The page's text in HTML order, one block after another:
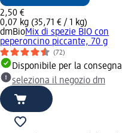
2,50 €
0,07 kg (35,71 € / 1 kg)
dmBioMix di spezie BIO con
peperoncino piccante, 70 g
(72)
Disponibile per la consegna
seleziona il negozio dm